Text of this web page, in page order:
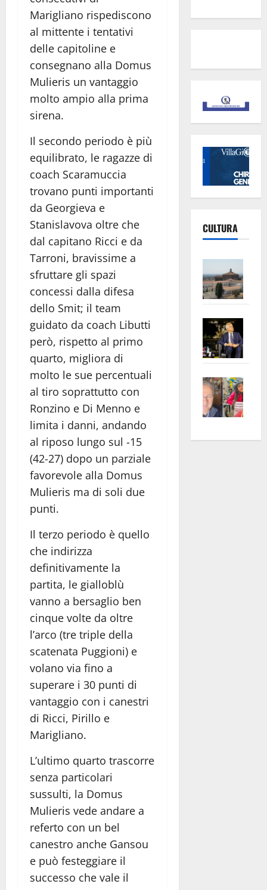
Marigliano rispediscono
al mittente i tentativi
delle capitoline e
consegnano alla Domus
Mulieris un vantaggio
molto ampio alla prima
sirena.
Il secondo periodo è più
equilibrato, le ragazze di
coach Scaramuccia
trovano punti importanti
da Georgieva e
Stanislavova oltre che
dal capitano Ricci e da
Tarroni, bravissime a
sfruttare gli spazi
concessi dalla difesa
dello Smit; il team
guidato da coach Libutti
però, rispetto al primo
quarto, migliora di
molto le sue percentuali
al tiro soprattutto con
Ronzino e Di Menno e
limita i danni, andando
al riposo lungo sul -15
(42-27) dopo un parziale
favorevole alla Domus
Mulieris ma di soli due
punti.
Il terzo periodo è quello
che indirizza
definitivamente la
partita, le gialloblù
vanno a bersaglio ben
cinque volte da oltre
l’arco (tre triple della
scatenata Puggioni) e
volano via fino a
superare i 30 punti di
vantaggio con i canestri
di Ricci, Pirillo e
Marigliano.
L’ultimo quarto trascorre
senza particolari
sussulti, la Domus
Mulieris vede andare a
referto con un bel
canestro anche Gansou
e può festeggiare il
successo che vale il
CULTURA
euro
apre